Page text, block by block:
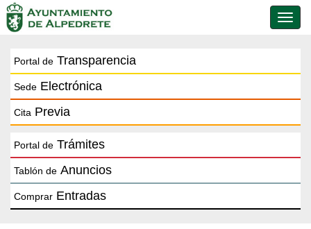
de
Portal de Transparencia
Sede Electrónica
Cita Previa
Portal de Trámites
Tablón de Anuncios
Comprar Entradas